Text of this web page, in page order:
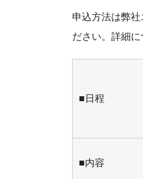
申込方法は弊
ださい。詳細
■日程
■内容